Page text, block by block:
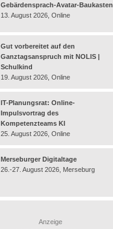
Gebärdensprach-Avatar-Baukasten
13. August 2026, Online
Gut vorbereitet auf den
Ganztagsanspruch mit NOLIS |
Schulkind
19. August 2026, Online
IT-Planungsrat: Online-
Impulsvortrag des
Kompetenzteams KI
25. August 2026, Online
Merseburger Digitaltage
26.-27. August 2026, Merseburg
Anzeige